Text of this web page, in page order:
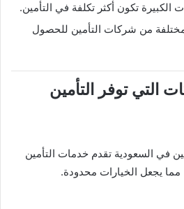
الكبيرة تكون أكثر تكلفة في التأمين.
من شركات التأمين للحصول
في السعودية تقدم خدمات التأمين
مما يجعل الخيارات محدودة.